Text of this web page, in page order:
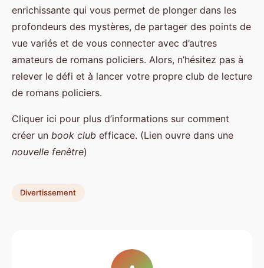
enrichissante qui vous permet de plonger dans les
profondeurs des mystères, de partager des points de
vue variés et de vous connecter avec d’autres
amateurs de romans policiers. Alors, n’hésitez pas à
relever le défi et à lancer votre propre club de lecture
de romans policiers.
Cliquer ici pour plus d’informations sur comment
créer un book club efficace. (Lien ouvre dans une
nouvelle fenêtre)
Divertissement